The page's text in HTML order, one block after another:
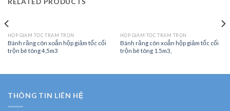
HỘP GIẢM TỐC TRẠM TRỘN
Bánh răng côn xoắn hộp giảm tốc cối
trộn bê tông 4,5m3
HỘP GIẢM TỐC TRẠM TRỘN
Bánh răng côn xoắn hộp giảm tốc cối
trộn bê tông 1.5m3,
THÔNG TIN LIÊN HỆ